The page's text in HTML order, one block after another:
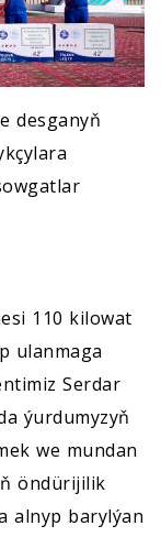
desganyň
110 kilowat
ulanmaga
Serdar
ýurdumyzyň
we mundan
öndürijilik
alnyp barylýan